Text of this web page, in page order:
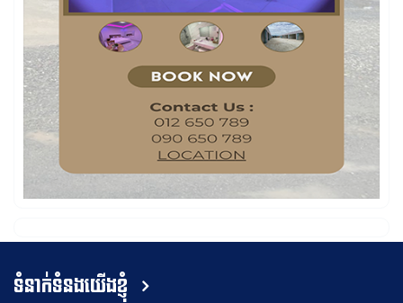
ទំនាក់ទំនងយើងខ្ញុំ